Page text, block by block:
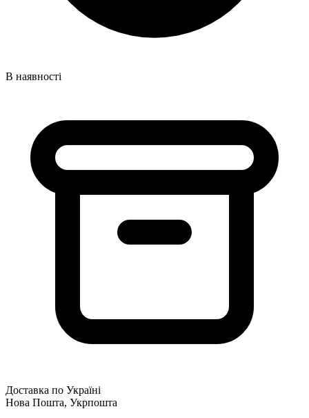
В наявності
Доставка по Україні
Нова Пошта, Укрпошта